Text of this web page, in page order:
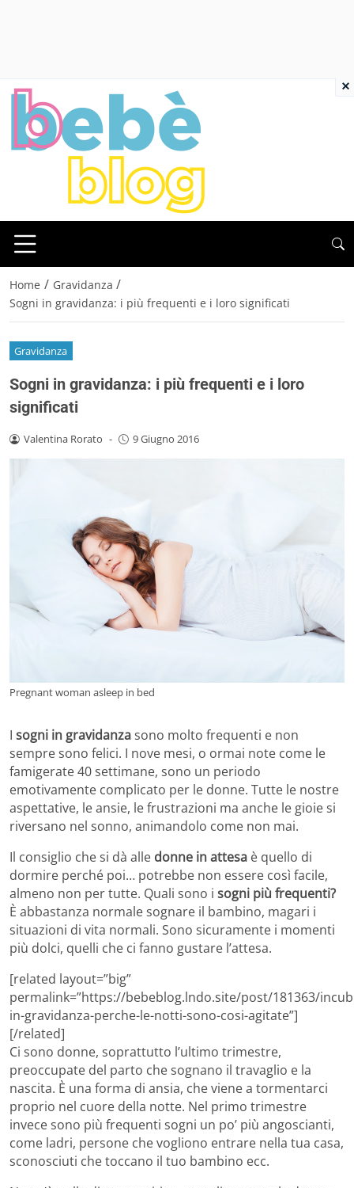
Home / Gravidanza /
Sogni in gravidanza: i più frequenti e i loro significati
Gravidanza
Sogni in gravidanza: i più frequenti e i loro
significati
Valentina Rorato - 9 Giugno 2016
Pregnant woman asleep in bed
I sogni in gravidanzasono molto frequenti e non
sempre sono felici. I nove mesi, o ormai note come le
famigerate 40 settimane, sono un periodo
emotivamente complicato per le donne. Tutte le nostre
aspettative, le ansie, le frustrazioni ma anche le gioie si
riversano nel sonno, animandolo come non mai.
Il consiglio che si dà alle donne in attesa è quello di
dormire perché poi… potrebbe non essere così facile,
almeno non per tutte. Quali sono i sogni più frequenti?
È abbastanza normale sognare il bambino, magari i
situazioni di vita normali. Sono sicuramente i momenti
più dolci, quelli che ci fanno gustare l’attesa.
[related layout=”big”
permalink=”https://bebeblog.lndo.site/post/181363/
in-gravidanza-perche-le-notti-sono-cosi-agitate”]
[/related]
Ci sono donne, soprattutto l’ultimo trimestre,
preoccupate del parto che sognano il travaglio e la
nascita. È una forma di ansia, che viene a tormentarci
proprio nel cuore della notte. Nel primo trimestre
invece sono più frequenti sogni un po’ più angoscianti,
come ladri, persone che vogliono entrare nella tua casa,
sconosciuti che toccano il tuo bambino ecc.
×